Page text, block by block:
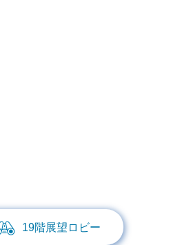
19階展望ロビー